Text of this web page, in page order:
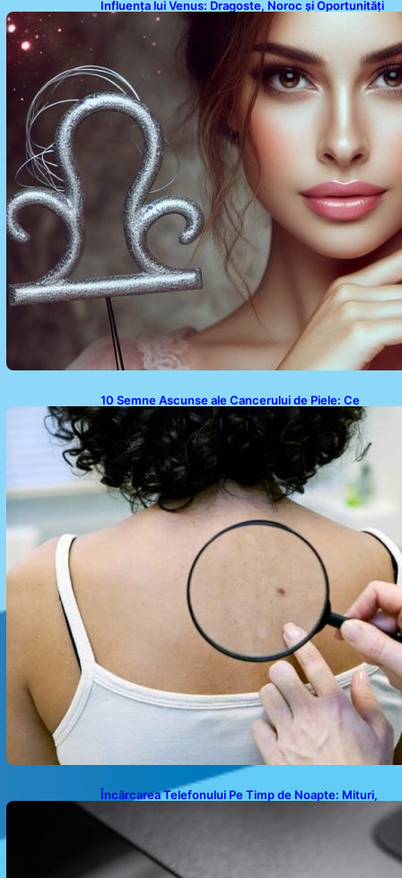
Influența lui Venus: Dragoste, Noroc și Oportunități
pentru Tauri și Balanțe în Weekendul 8-9 August
10 Semne Ascunse ale Cancerului de Piele: Ce
Trebuie să Știm pentru a Ne Proteja
Încărcarea Telefonului Pe Timp de Noapte: Mituri,